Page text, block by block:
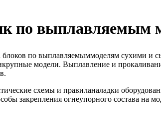
по выплавляемым
по выплавляемыммоделям сухими и
модели. Выплавление и
схемы и правиланаладки
закрепления огнеупорного состава на